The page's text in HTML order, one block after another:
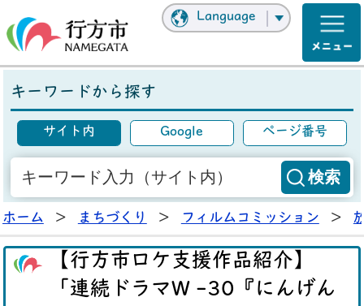
Language
キーワードから探す
サイト内 Google ページ番号
ホーム > まちづくり > フィルムコミッション >
【行方市ロケ支援作品紹介】
「連続ドラマW -30『にんげん